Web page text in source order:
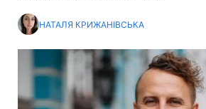
НАТАЛЯ КРИЖАНІВСЬКА